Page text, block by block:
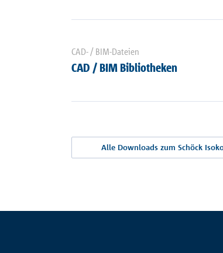
CAD- / BIM-Dateien
CAD / BIM Bibliotheken
Alle Downloads zum Schöck